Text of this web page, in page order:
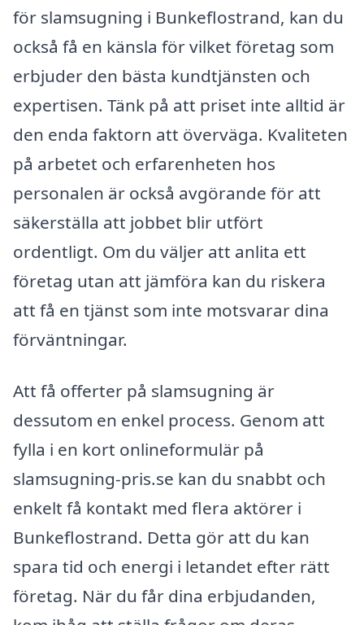
för slamsugning i Bunkeflostrand, kan du
också få en känsla för vilket företag som
erbjuder den bästa kundtjänsten och
expertisen. Tänk på att priset inte alltid är
den enda faktorn att överväga. Kvaliteten
på arbetet och erfarenheten hos
personalen är också avgörande för att
säkerställa att jobbet blir utfört
ordentligt. Om du väljer att anlita ett
företag utan att jämföra kan du riskera
att få en tjänst som inte motsvarar dina
förväntningar.
Att få offerter på slamsugning är
dessutom en enkel process. Genom att
fylla i en kort onlineformulär på
slamsugning-pris.se kan du snabbt och
enkelt få kontakt med flera aktörer i
Bunkeflostrand. Detta gör att du kan
spara tid och energi i letandet efter rätt
företag. När du får dina erbjudanden,